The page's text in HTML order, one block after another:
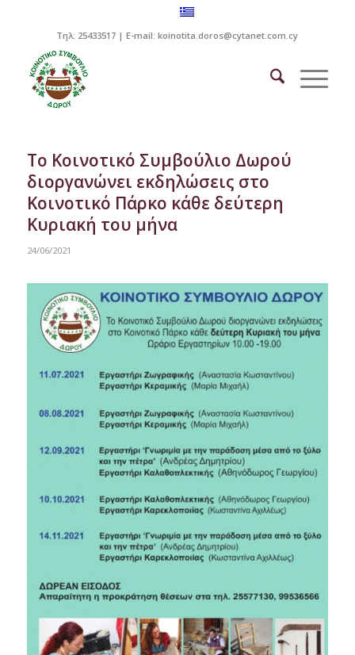
Τηλ: 25433517 | E-mail:koinotita.doros@cytanet.com.cy
Το Κοινοτικό Συμβούλιο Δωρού
διοργανώνει εκδηλώσεις στο
Κοινοτικό Πάρκο κάθε δεύτερη
Κυριακή του μήνα
24/06/2021